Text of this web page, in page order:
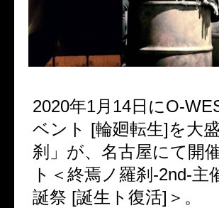
2020年1月14日にO-
ベント [輪廻転生]を大
刹」が、名古屋にて開
ト＜終焉ノ羅刹-2nd-
誕祭 [誕生ト復活]＞。